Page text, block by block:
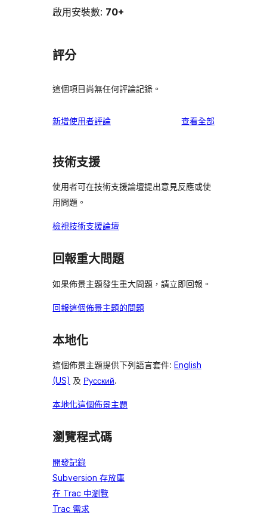
啟用安裝數: 70+
評分
這個項目尚無任何評論記錄。
新增使用者評論 查看全部使
技術支援
使用者可在技術支援論壇提出意見反應或使
用問題。
檢視技術支援論壇
回報重大問題
如果佈景主題發生重大問題，請立即回報。
回報這個佈景主題的問題
本地化
這個佈景主題提供下列語言套件: English
(US) 及 Русский.
本地化這個佈景主題
瀏覽程式碼
開發記錄
Subversion 存放庫
在 Trac 中瀏覽
Trac 需求